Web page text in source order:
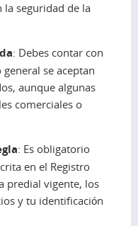
la seguridad de la
: Debes contar con
se aceptan
aunque algunas
comerciales o
: Es obligatorio
en el Registro
predial vigente, los
y tu identificación